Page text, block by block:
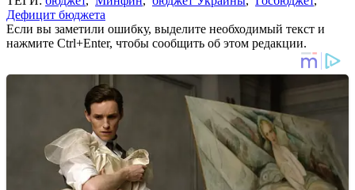
Дефицит бюджета
Если вы заметили ошибку, выделите необходимый текст и
нажмите Ctrl+Enter, чтобы сообщить об этом редакции.